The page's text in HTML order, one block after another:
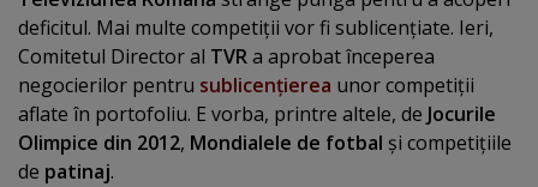
deficitul. Mai multe competiţii vor fi sublicenţiate. Ieri,
Comitetul Director al TVRa aprobat începerea
negocierilor pentru sublicenţierea unor competiţii
aflate în portofoliu. E vorba, printre altele, de Jocurile
Olimpice din 2012, Mondialele de fotbal şi competiţiile
de patinaj.